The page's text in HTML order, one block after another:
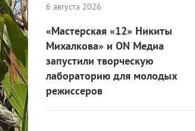
6 августа 2026
«Мастерская «12» Никиты
Михалкова» и ON Медиа
запустили творческую
лабораторию для молодых
режиссеров